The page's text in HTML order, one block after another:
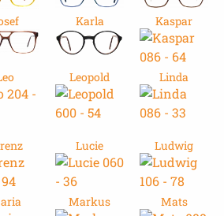
Karla Kaspar
Leopold Linda
Lucie Ludwig
Markus Mats